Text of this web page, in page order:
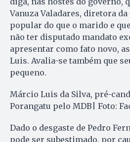
Vanuza Valadares, diretora da
popular do que o marido e
não ter disputado mandato
apresentar como fato novo,
Luis. Avalia-se também que
pequeno.
Márcio Luis da Silva, pré-
Porangatu pelo MDB| Foto:
Dado o desgaste de Pedro
pode ser subestimado, por